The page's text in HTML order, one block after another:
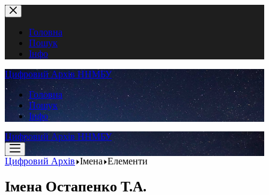
Перейти
до
вмістуГоловна
Пошук
Інфо
Цифровий Архів ННМБУ
Головна
Пошук
Інфо
Цифровий Архів ННМБУ
Цифровий Архів Імена Елементи
Імена Остапенко Т.А.